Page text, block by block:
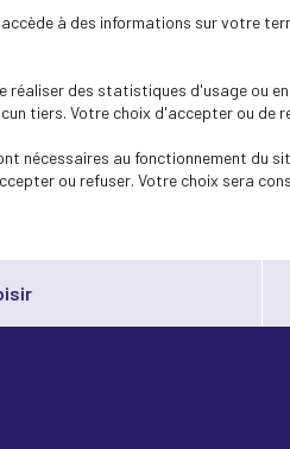
à des informations sur votre
des statistiques d'usage ou
tiers. Votre choix d'accepter ou
nécessaires au fonctionnement du
ou refuser. Votre choix sera